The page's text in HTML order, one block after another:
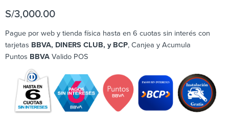
S/3,000.00
Pague por web y tienda física hasta en 6 cuotas sin interés con
tarjetas BBVA, DINERS CLUB, y BCP, Canjea y Acumula
Puntos BBVA Valido POS